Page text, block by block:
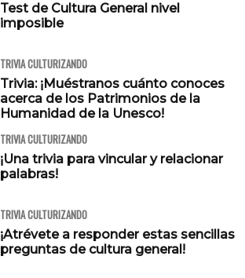
Test de Cultura General nivel
imposible
TRIVIA CULTURIZANDO
Trivia: ¡Muéstranos cuánto conoces
acerca de los Patrimonios de la
Humanidad de la Unesco!
TRIVIA CULTURIZANDO
¡Una trivia para vincular y relacionar
palabras!
TRIVIA CULTURIZANDO
¡Atrévete a responder estas sencillas
preguntas de cultura general!